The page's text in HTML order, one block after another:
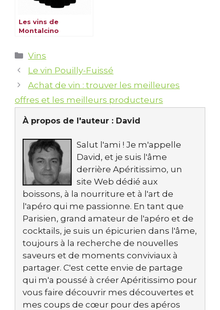
Les vins de
Montalcino
Catégories
Vins
Le vin Pouilly-Fuissé
Achat de vin : trouver les meilleures
offres et les meilleurs producteurs
À propos de l'auteur : David
Salut l'ami ! Je m'appelle
David, et je suis l'âme
derrière Apéritissimo, un
site Web dédié aux
boissons, à la nourriture et à l'art de
l'apéro qui me passionne. En tant que
Parisien, grand amateur de l'apéro et de
cocktails, je suis un épicurien dans l'âme,
toujours à la recherche de nouvelles
saveurs et de moments conviviaux à
partager. C'est cette envie de partage
qui m'a poussé à créer Apéritissimo pour
vous faire découvrir mes découvertes et
mes coups de cœur pour des apéros